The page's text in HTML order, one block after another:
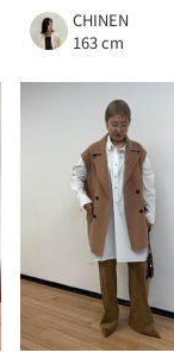
CHINEN
163 cm